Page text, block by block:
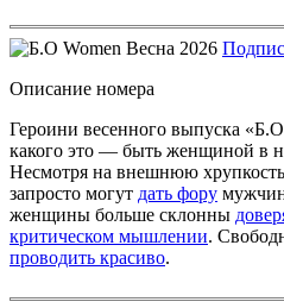
Описание номера
Героини весенного выпуска
какого это — быть женщиной в
Несмотря на внешнюю
запросто могут дать фору
женщины больше склонны
критическом мышлении.
проводить красиво.